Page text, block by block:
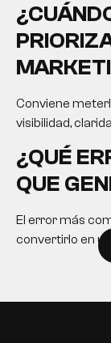
Conviene
visibilidad,
¿QUÉ
QUE
El error más
convertirlo en